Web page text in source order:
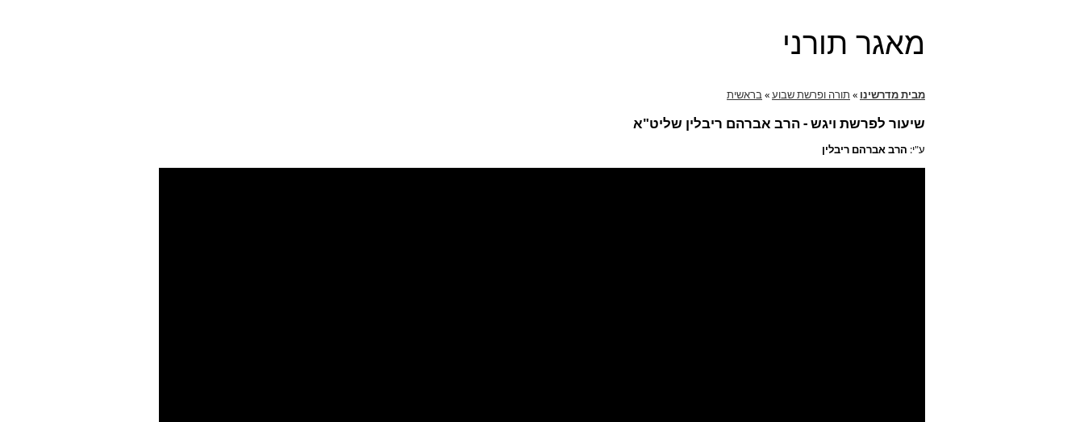
מאגר תורני
מבית מדרשינו » תורה ופרשת שבוע»בראשית
שיעור לפרשת ויגש - הרב אברהם ריבלין שליט"א
ע"י: הרב אברהם ריבלין